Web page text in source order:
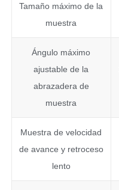
Tamaño máximo de la
muestra
Ángulo máximo
ajustable de la
abrazadera de
muestra
Muestra de velocidad
de avance y retroceso
lento